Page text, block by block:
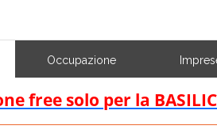
Occupazione
free solo per la